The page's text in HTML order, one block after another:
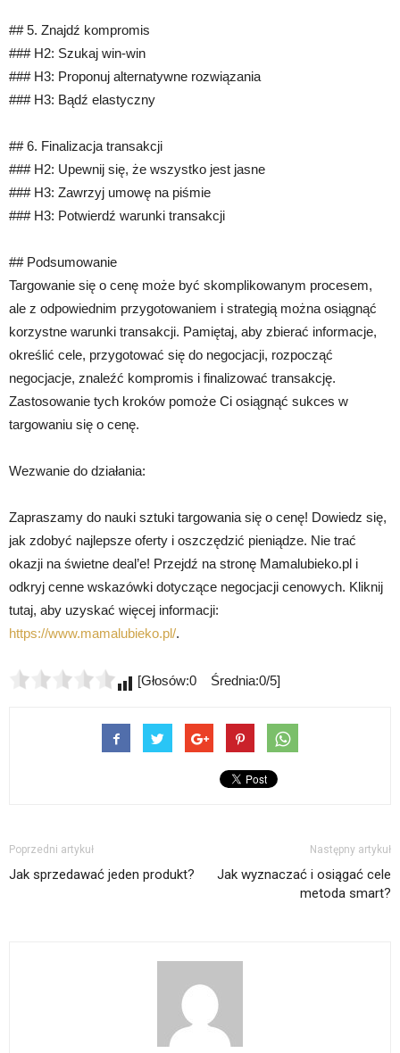
## 5. Znajdź kompromis
### H2: Szukaj win-win
### H3: Proponuj alternatywne rozwiązania
### H3: Bądź elastyczny
## 6. Finalizacja transakcji
### H2: Upewnij się, że wszystko jest jasne
### H3: Zawrzyj umowę na piśmie
### H3: Potwierdź warunki transakcji
## Podsumowanie
Targowanie się o cenę może być skomplikowanym procesem,
ale z odpowiednim przygotowaniem i strategią można osiągnąć
korzystne warunki transakcji. Pamiętaj, aby zbierać informacje,
określić cele, przygotować się do negocjacji, rozpocząć
negocjacje, znaleźć kompromis i finalizować transakcję.
Zastosowanie tych kroków pomoże Ci osiągnąć sukces w
targowaniu się o cenę.
Wezwanie do działania:
Zapraszamy do nauki sztuki targowania się o cenę! Dowiedz się,
jak zdobyć najlepsze oferty i oszczędzić pieniądze. Nie trać
okazji na świetne deal’e! Przejdź na stronę Mamalubieko.pl i
odkryj cenne wskazówki dotyczące negocjacji cenowych. Kliknij
tutaj, aby uzyskać więcej informacji:
https://www.mamalubieko.pl/.
[Głosów:0 Średnia:0/5]
Poprzedni artykuł
Jak sprzedawać jeden produkt?
Następny artykuł
Jak wyznaczać i osiągać cele
metoda smart?